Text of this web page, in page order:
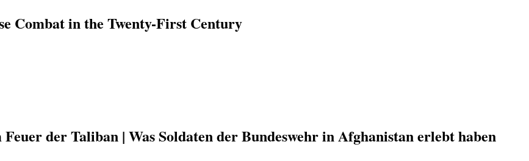
Combat in the Twenty-First Century
der Taliban | Was Soldaten der Bundeswehr in Afghanistan erlebt haben